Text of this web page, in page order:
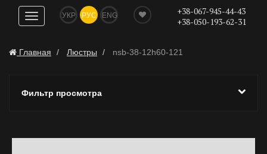
Показать
навигацию
УКР РУС ENG
+38-067-945-44-43
+38-050-193-62-31
Главная Люстры nsb-38-12h60-121
Фильтр просмотра